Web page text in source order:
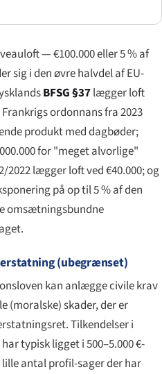
— €100.000 eller 5 % af
sig i den øvre halvdel af EU-
BFSG §37lægger loft
ordonnans fra 2023
produkt med dagbøder;
for "meget alvorlige"
lægger loft ved €40.000; og
på op til 5 % af den
omsætningsbundne
(ubegrænset)
kan anlægge civile krav
(moralske) skader, der er
Tilkendelser i
typisk ligget i 500–5.000 €-
antal profil-sager der har